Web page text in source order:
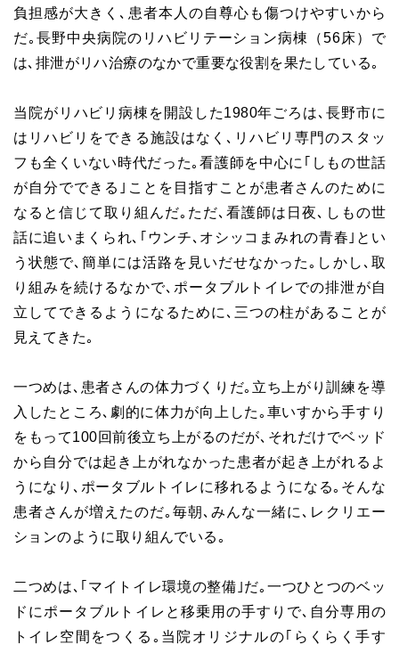
負担感が大きく､患者本人の自尊心も傷つけやすいから
だ｡長野中央病院のリハビリテーション病棟（56床）で
は､排泄がリハ治療のなかで重要な役割を果たしている｡
当院がリハビリ病棟を開設した1980年ごろは､長野市に
はリハビリをできる施設はなく､リハビリ専門のスタッ
フも全くいない時代だった｡看護師を中心に｢しもの世話
が自分でできる｣ことを目指すことが患者さんのために
なると信じて取り組んだ｡ただ､看護師は日夜､しもの世
話に追いまくられ､｢ウンチ､オシッコまみれの青春｣とい
う状態で､簡単には活路を見いだせなかった｡しかし､取
り組みを続けるなかで､ポータブルトイレでの排泄が自
立してできるようになるために､三つの柱があることが
見えてきた｡
一つめは､患者さんの体力づくりだ｡立ち上がり訓練を導
入したところ､劇的に体力が向上した｡車いすから手すり
をもって100回前後立ち上がるのだが､それだけでベッド
から自分では起き上がれなかった患者が起き上がれるよ
うになり､ポータブルトイレに移れるようになる｡そんな
患者さんが増えたのだ｡毎朝､みんな一緒に､レクリエー
ションのように取り組んでいる｡
二つめは､｢マイトイレ環境の整備｣だ｡一つひとつのベッ
ドにポータブルトイレと移乗用の手すりで､自分専用の
トイレ空間をつくる｡当院オリジナルの｢らくらく手す